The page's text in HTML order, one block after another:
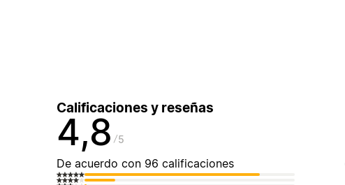
Calificaciones y reseñas
4,8 5
De acuerdo con 96 calificaciones